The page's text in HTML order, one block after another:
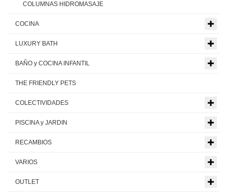
COLUMNAS HIDROMASAJE
COCINA
LUXURY BATH
BAÑO y COCINA INFANTIL
THE FRIENDLY PETS
COLECTIVIDADES
PISCINA y JARDIN
RECAMBIOS
VARIOS
OUTLET